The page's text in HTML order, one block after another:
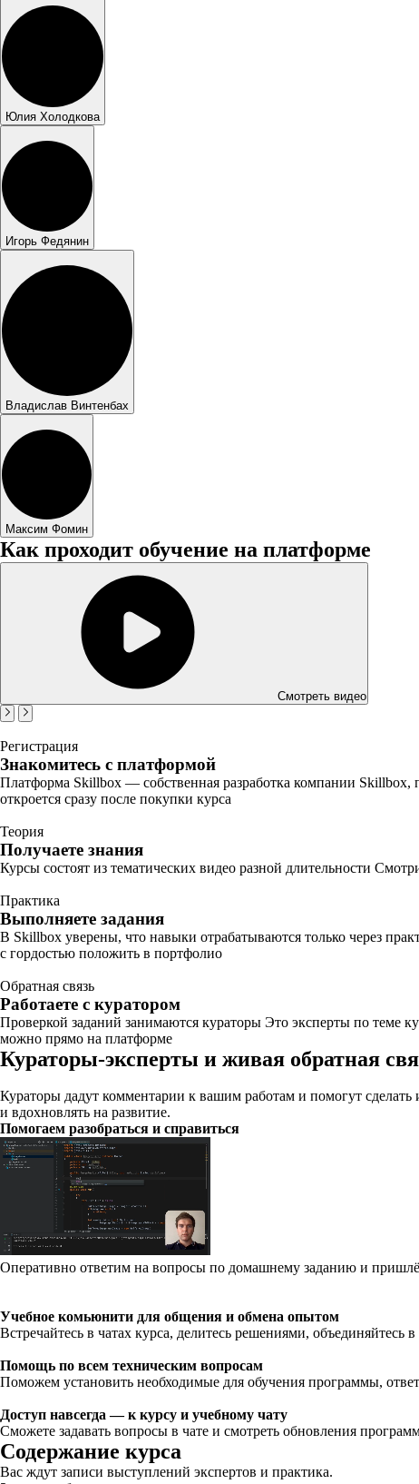
Юлия Холодкова
Игорь Федянин
Владислав Винтенбах
Максим Фомин
Как проходит обучение на платформе
Смотреть видео
Регистрация
Знакомитесь с платформой
Платформа Skillbox — собственная разработка компании Skillbox,
откроется сразу после покупки курса
Теория
Получаете знания
Курсы состоят из тематических видео разной длительности
Практика
Выполняете задания
В Skillbox уверены, что навыки отрабатываются только через
с гордостью положить в портфолио
Обратная связь
Работаете с куратором
Проверкой заданий занимаются кураторы Это эксперты по теме
можно прямо на платформе
Кураторы-эксперты и живая обратная
Кураторы дадут комментарии к вашим работам и помогут
и вдохновлять на развитие.
Помогаем разобраться и справиться
Оперативно ответим на вопросы по домашнему заданию и
Учебное комьюнити для общения и обмена опытом
Встречайтесь в чатах курса, делитесь решениями, объединяйтесь
Помощь по всем техническим вопросам
Поможем установить необходимые для обучения программы,
Доступ навсегда — к курсу и учебному чату
Сможете задавать вопросы в чате и смотреть обновления
Содержание курса
Вас ждут записи выступлений экспертов и практика.